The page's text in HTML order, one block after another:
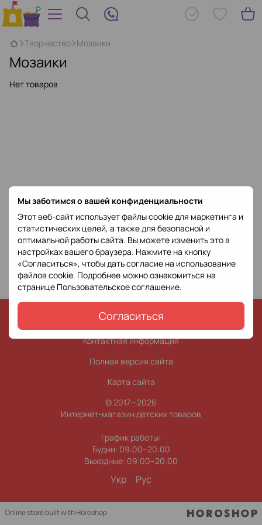
Мы заботимся о вашей конфиденциальности
Этот веб-сайт использует файлы cookie для маркетинга и
статистических целей, а также для безопасной и
оптимальной работы сайта. Вы можете изменить это в
настройках вашего браузера. Нажмите на кнопку
«Согласиться», чтобы дать согласие на использование
файлов cookie. Подробнее можно ознакомиться на
странице Пользовательское соглашение.
Согласиться
Творчество Мозаики
Мозаики
Нет товаров
0 (800) 338 965 0 (63) 0 338 965
Контактная информация
Полная версия сайта
Карта сайта
© 2017—2026
Интернет-магазин детских товаров
График работы:
Будни: 09:00–20:00
Выходные: 09:00–20:00
Укр Рус
Online store built with Horoshop